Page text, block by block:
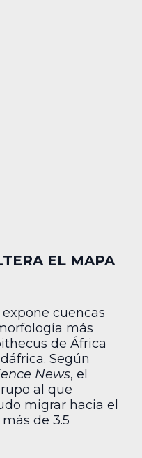
EL MAPA
cuencas
más
de África
Según
News, el
al que
migrar hacia el
de 3.5